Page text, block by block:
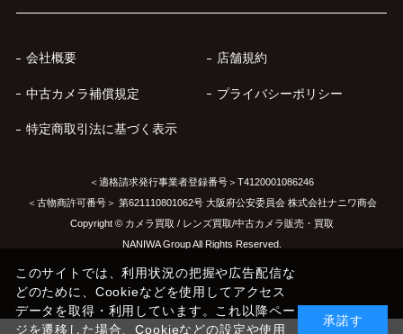
会社概要 店舗規約
中古カメラ補償規定 プライバシーポリシー
特定商取引法に基づく表示
＜適格請求発行事業者登録番号＞T4120001086246
＜古物商許可番号＞ 第621110801062号 大阪府公安委員会 株式会社ナニワ商会
Copyright © カメラ買取 / レンズ買取/中古カメラ販売・買取
NANIWA Group All Rights Reserved.
このサイトでは、利用状況の把握や広告配信な
どのために、Cookieなどを使用してアクセス
データを取得・利用しています。これ以降ペー
ジを遷移した場合、Cookieなどの設定や使用
承諾す